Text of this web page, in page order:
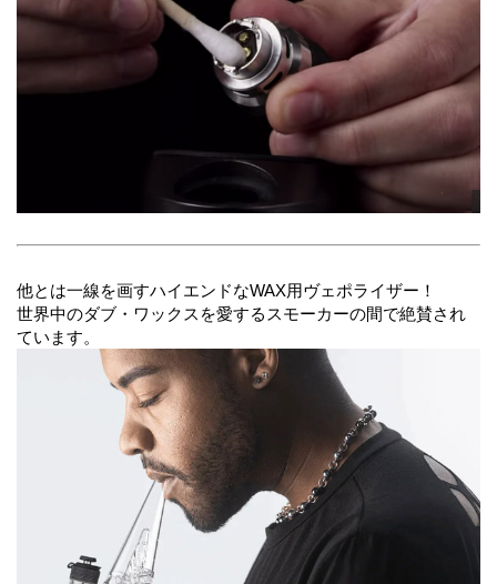
他とは一線を画すハイエンドなWAX用ヴェポライザー！
世界中のダブ・ワックスを愛するスモーカーの間で絶賛され
ています。